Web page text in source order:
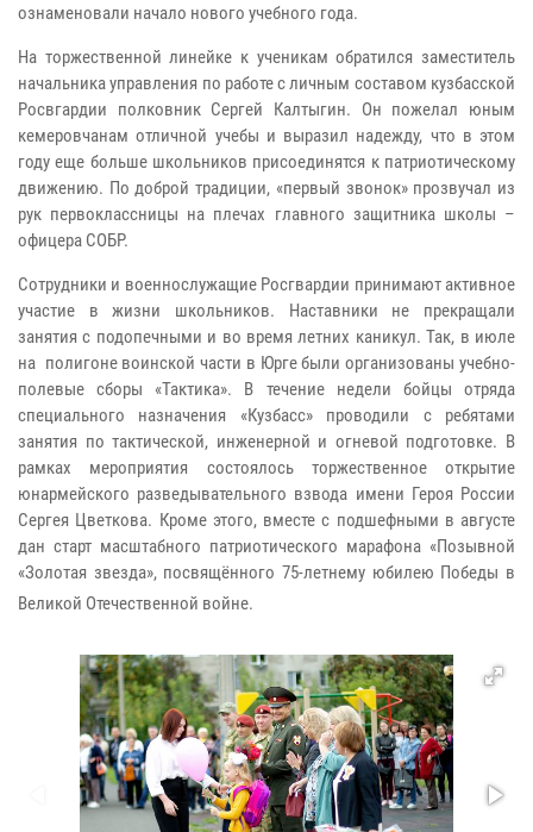
ознаменовали начало нового учебного года.
На торжественной линейке к ученикам обратился заместитель
начальника управления по работе с личным составом кузбасской
Росвгардии полковник Сергей Калтыгин. Он пожелал юным
кемеровчанам отличной учебы и выразил надежду, что в этом
году еще больше школьников присоединятся к патриотическому
движению. По доброй традиции, «первый звонок» прозвучал из
рук первоклассницы на плечах главного защитника школы –
офицера СОБР.
Сотрудники и военнослужащие Росгвардии принимают активное
участие в жизни школьников. Наставники не прекращали
занятия с подопечными и во время летних каникул. Так, в июле
на полигоне воинской части в Юрге были организованы учебно-
полевые сборы «Тактика». В течение недели бойцы отряда
специального назначения «Кузбасс» проводили с ребятами
занятия по тактической, инженерной и огневой подготовке. В
рамках мероприятия состоялось торжественное открытие
юнармейского разведывательного взвода имени Героя России
Сергея Цветкова. Кроме этого, вместе с подшефными в августе
дан старт масштабного патриотического марафона «Позывной
«Золотая звезда», посвящённого 75-летнему юбилею Победы в
Великой Отечественной войне.